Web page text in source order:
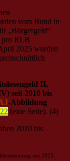
vom Bund in
„Bürgergeld“
pro RLB
2025 wurden
II,
seit 2010 bis
-Abbildung
(eine Seite). (4)
seit 2023: